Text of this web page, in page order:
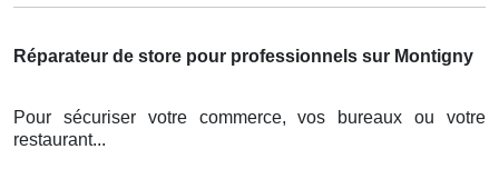
Réparateur de store pour professionnels sur Montigny
Pour sécuriser votre commerce, vos bureaux ou votre
restaurant...